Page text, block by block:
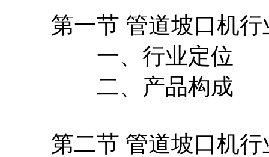
第一节 管道坡口机行
一、行业定位
二、产品构成
第二节 管道坡口机行